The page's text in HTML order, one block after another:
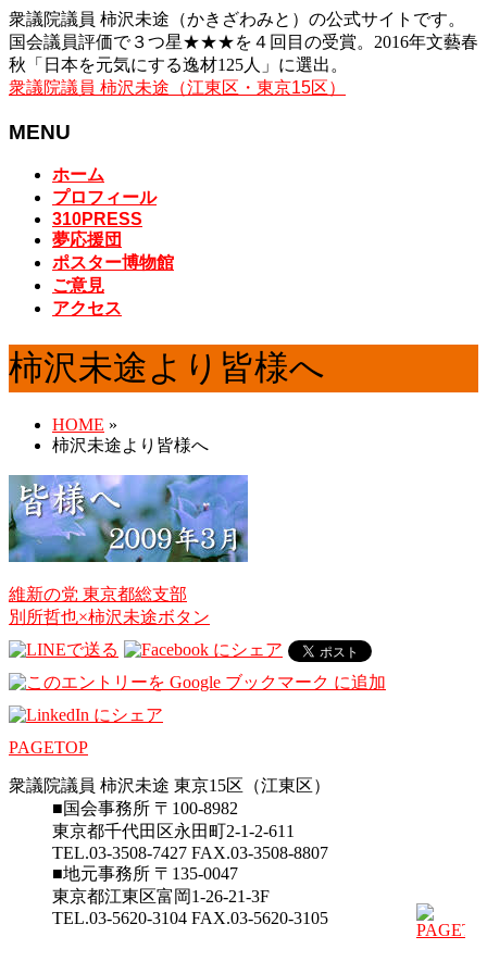
衆議院議員 柿沢未途（かきざわみと）の公式サイトです。
国会議員評価で３つ星★★★を４回目の受賞。2016年文藝春
秋「日本を元気にする逸材125人」に選出。
衆議院議員 柿沢未途（江東区・東京15区）
MENU
ホーム
プロフィール
310PRESS
夢応援団
ポスター博物館
ご意見
アクセス
柿沢未途より皆様へ
HOME »
柿沢未途より皆様へ
維新の党 東京都総支部
別所哲也×柿沢未途ボタン
PAGETOP
衆議院議員 柿沢未途 東京15区（江東区）
■国会事務所 〒100-8982
東京都千代田区永田町2-1-2-611
TEL.03-3508-7427 FAX.03-3508-8807
■地元事務所 〒135-0047
東京都江東区富岡1-26-21-3F
TEL.03-5620-3104 FAX.03-5620-3105